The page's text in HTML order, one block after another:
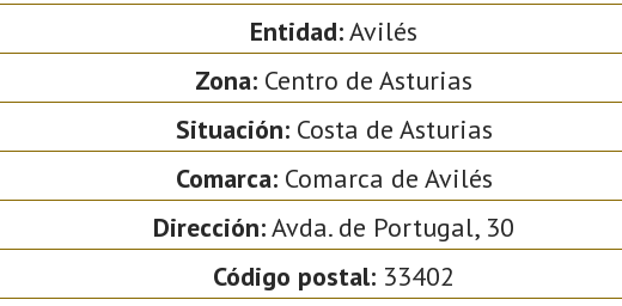
Entidad:Avilés
Zona: Centro de Asturias
Situación:Costa de Asturias
Comarca:Comarca de Avilés
Dirección:Avda. de Portugal, 30
Código postal: 33402